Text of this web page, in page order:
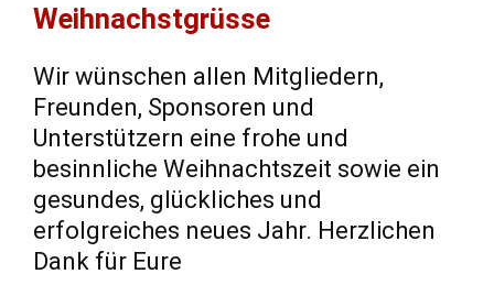
Weihnachstgrüsse
Wir wünschen allen Mitgliedern,
Freunden, Sponsoren und
Unterstützern eine frohe und
besinnliche Weihnachtszeit sowie ein
gesundes, glückliches und
erfolgreiches neues Jahr. Herzlichen
Dank für Eure